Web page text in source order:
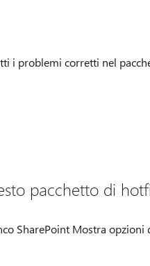
i problemi corretti nel
pacchetto di
SharePoint Mostra